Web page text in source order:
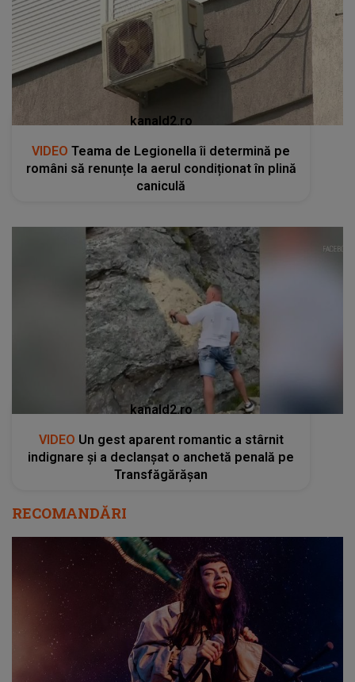
kanald2.ro
VIDEO Teama de Legionella îi determină pe
români să renunțe la aerul condiționat în plină
caniculă
kanald2.ro
VIDEO Un gest aparent romantic a stârnit
indignare și a declanșat o anchetă penală pe
Transfăgărășan
RECOMANDĂRI